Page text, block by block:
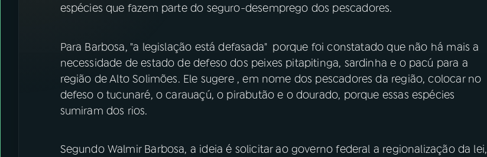
Instagram X
espécies que fazem parte do seguro-desemprego dos pescadores.
Para Barbosa, "a legislação está defasada" porque foi constatado que não há mais a
necessidade de estado de defeso dos peixes pitapitinga, sardinha e o pacú para a
região de Alto Solimões. Ele sugere , em nome dos pescadores da região, colocar no
defeso o tucunaré, o carauaçú, o pirabutão e o dourado, porque essas espécies
sumiram dos rios.
Segundo Walmir Barbosa, a ideia é solicitar ao governo federal a regionalização da lei,